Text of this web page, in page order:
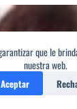
que le
nuestra web.
Aceptar